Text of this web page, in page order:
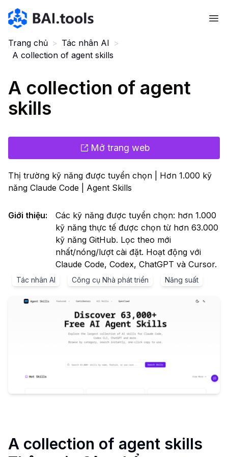
Bai.tools
Trang chủ > Tác nhân AI >
A collection of agent skills
A collection of agent
skills
Mở trang web
Thị trường kỹ năng được tuyển chọn | Hơn 1.000 kỹ
năng Claude Code | Agent Skills
Giới thiệu:
Các kỹ năng được tuyển chọn: hơn 1.000
kỹ năng thực tế được chọn từ hơn 63.000
kỹ năng GitHub. Lọc theo mới
nhất/nóng/lượt cài đặt. Hoạt động với
Claude Code, Codex, ChatGPT và Cursor.
Tác nhân AI Công cụ Nhà phát triển Năng suất
A collection of agent skills